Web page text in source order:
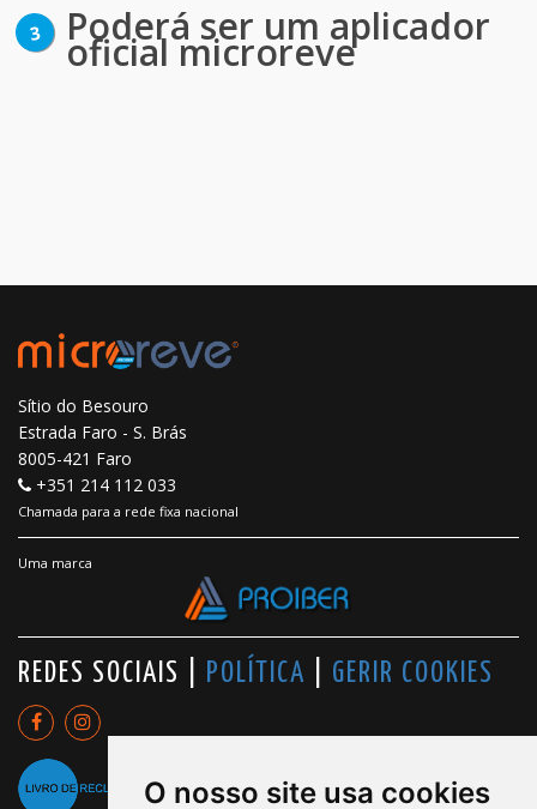
O nosso site usa cookies
Poderá ser um aplicador
oficial microreve
Sítio do Besouro
Estrada Faro - S. Brás
8005-421 Faro
+351 214 112 033
Chamada para a rede fixa nacional
Uma marca
REDES SOCIAIS | POLÍTICA GERIR COOKIES